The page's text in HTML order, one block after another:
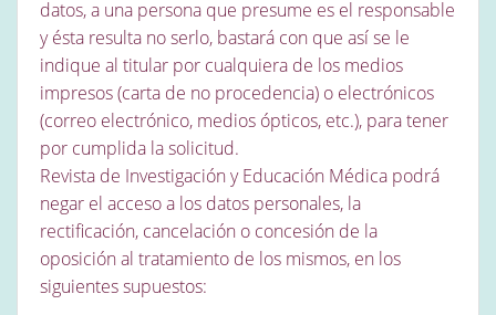
datos, a una persona que presume es el responsable
y ésta resulta no serlo, bastará con que así se le
indique al titular por cualquiera de los medios
impresos (carta de no procedencia) o electrónicos
(correo electrónico, medios ópticos, etc.), para tener
por cumplida la solicitud.
Revista de Investigación y Educación Médica podrá
negar el acceso a los datos personales, la
rectificación, cancelación o concesión de la
oposición al tratamiento de los mismos, en los
siguientes supuestos: